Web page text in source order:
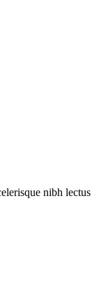
nibh